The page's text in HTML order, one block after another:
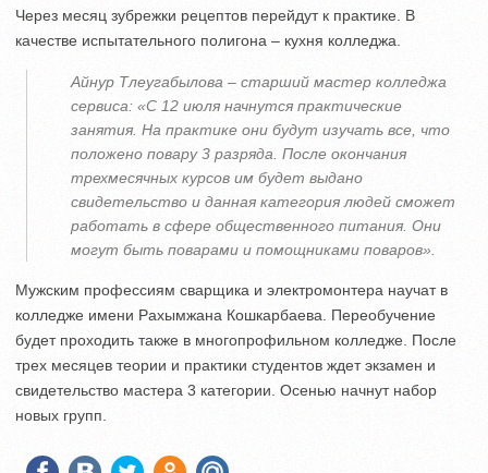
Через месяц зубрежки рецептов перейдут к практике. В
качестве испытательного полигона – кухня колледжа.
Айнур Тлеугабылова – старший мастер колледжа
сервиса: «С 12 июля начнутся практические
занятия. На практике они будут изучать все, что
положено повару 3 разряда. После окончания
трехмесячных курсов им будет выдано
свидетельство и данная категория людей сможет
работать в сфере общественного питания. Они
могут быть поварами и помощниками поваров».
Мужским профессиям сварщика и электромонтера научат в
колледже имени Рахымжана Кошкарбаева. Переобучение
будет проходить также в многопрофильном колледже. После
трех месяцев теории и практики студентов ждет экзамен и
свидетельство мастера 3 категории. Осенью начнут набор
новых групп.